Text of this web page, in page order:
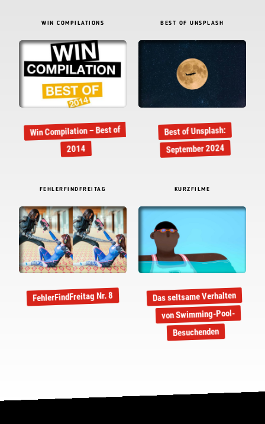
WIN COMPILATIONS
Win Compilation – Best of
2014
BEST OF UNSPLASH
Best of Unsplash:
September 2024
FEHLERFINDFREITAG
FehlerFindFreitag Nr. 8
KURZFILME
Das seltsame Verhalten
von Swimming-Pool-
Besuchenden